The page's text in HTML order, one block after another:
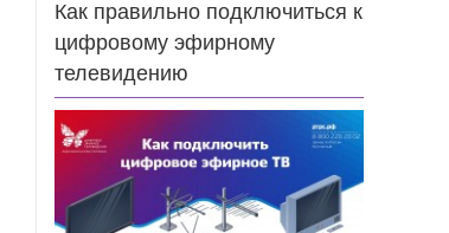
Как правильно подключиться к
цифровому эфирному
телевидению